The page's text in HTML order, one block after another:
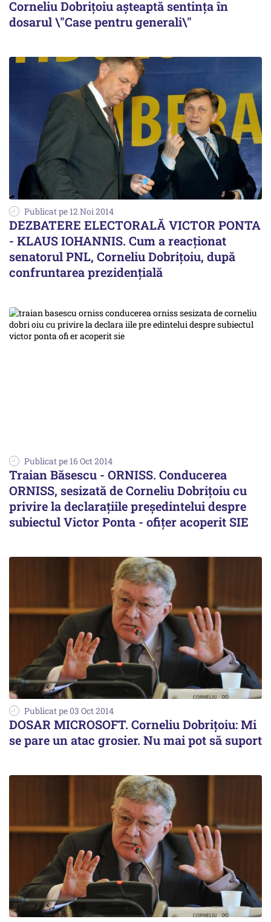
Corneliu Dobrițoiu așteaptă sentința în
dosarul \"Case pentru generali\"
Publicat pe 12 Noi 2014
DEZBATERE ELECTORALĂ VICTOR PONTA
- KLAUS IOHANNIS. Cum a reacționat
senatorul PNL, Corneliu Dobrițoiu, după
confruntarea prezidențială
Publicat pe 16 Oct 2014
Traian Băsescu - ORNISS. Conducerea
ORNISS, sesizată de Corneliu Dobrițoiu cu
privire la declarațiile președintelui despre
subiectul Victor Ponta - ofițer acoperit SIE
Publicat pe 03 Oct 2014
DOSAR MICROSOFT. Corneliu Dobrițoiu: Mi
se pare un atac grosier. Nu mai pot să suport